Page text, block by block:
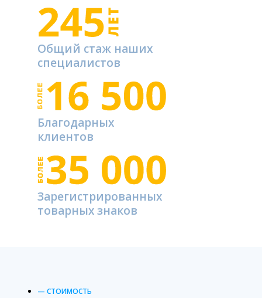
Общий стаж наших
специалистов
Благодарных
клиентов
Зарегистрированных
товарных знаков
— СТОИМОСТЬ